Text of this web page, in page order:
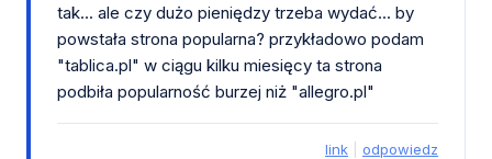
tak... ale czy dużo pieniędzy trzeba wydać... by
powstała strona popularna? przykładowo podam
"tablica.pl" w ciągu kilku miesięcy ta strona
podbiła popularność burzej niż "allegro.pl"
link odpowiedz